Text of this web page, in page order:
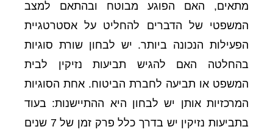
מתאים, האם הפוגע מבוטח ובהתאם למצב
המשפטי של הדברים להחליט על אסטרטגיית
הפעילות הנכונה ביותר. יש לבחון שורת סוגיות
בהחלטה האם להגיש תביעות נזיקין לבית
המשפט או תביעה לחברת הביטוח. אחת הסוגיות
המרכזיות אותן יש לבחון היא ההתיישנות: בעוד
בתביעות נזיקין יש בדרך כלל פרק זמן של 7 שנים